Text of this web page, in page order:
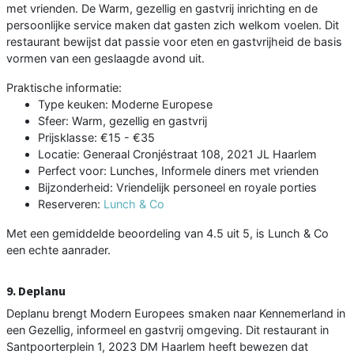
met vrienden. De Warm, gezellig en gastvrij inrichting en de
persoonlijke service maken dat gasten zich welkom voelen. Dit
restaurant bewijst dat passie voor eten en gastvrijheid de basis
vormen van een geslaagde avond uit.
Praktische informatie:
Type keuken: Moderne Europese
Sfeer: Warm, gezellig en gastvrij
Prijsklasse: €15 - €35
Locatie: Generaal Cronjéstraat 108, 2021 JL Haarlem
Perfect voor: Lunches, Informele diners met vrienden
Bijzonderheid: Vriendelijk personeel en royale porties
Reserveren: Lunch & Co
Met een gemiddelde beoordeling van 4.5 uit 5, is Lunch & Co
een echte aanrader.
9. Deplanu
Deplanu brengt Modern Europees smaken naar Kennemerland in
een Gezellig, informeel en gastvrij omgeving. Dit restaurant in
Santpoorterplein 1, 2023 DM Haarlem heeft bewezen dat